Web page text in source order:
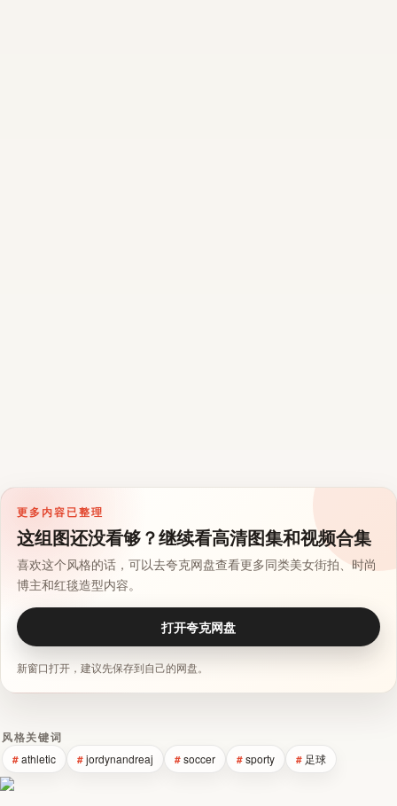
更多内容已整理
这组图还没看够？继续看高清图集和视频合集
喜欢这个风格的话，可以去夸克网盘查看更多同类美女街拍、时尚
博主和红毯造型内容。
打开夸克网盘
新窗口打开，建议先保存到自己的网盘。
风格关键词
athletic jordynandreaj soccer sporty 足球